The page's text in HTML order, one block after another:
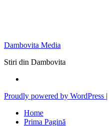
Dambovita Media
Stiri din Dambovita
Proudly powered by WordPress |
Home
Prima Pagină